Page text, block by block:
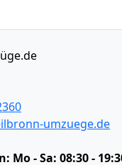
umzuege.de
Mo - Sa: 08:30 -